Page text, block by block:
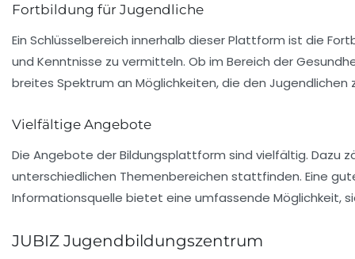
Fortbildung für Jugendliche
Ein Schlüsselbereich innerhalb dieser Plattform ist die
und Kenntnisse zu vermitteln. Ob im Bereich der
breites Spektrum an Möglichkeiten, die den Jugendlichen
Vielfältige Angebote
Die Angebote der Bildungsplattform sind vielfältig. Dazu
unterschiedlichen Themenbereichen stattfinden. Eine
Informationsquelle bietet eine umfassende Möglichkeit,
JUBIZ Jugendbildungszentrum